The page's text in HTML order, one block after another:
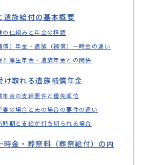
遺族給付の基本概要
の仕組みと年金の種類
償）年金・遺族（補償）一時金の違い
と厚生年金・遺族年金との関係
け取れる遺族補償年金
年金の支給要件と優先順位
妻の場合と夫の場合の要件の違い
時期と支給が打ち切られる場合
時金・葬祭料（葬祭給付）の内